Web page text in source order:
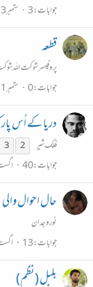
جوابات 3 ستمبر 13، 2020
قطعہ
پروفیسر شوکت اللہ
جوابات 0 ستمبر 11، 2020
دریا کے اُس
فلک شیر 2
3
جوابات 40 اگست
حال احوال
نور وجدان
جوابات 13 اگست
بلبل (نظم)